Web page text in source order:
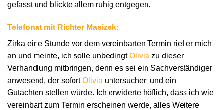
gefasst und blickte allem ruhig entgegen.
Telefonat mit Richter Masizek:
Zirka eine Stunde vor dem vereinbarten Termin rief er mich
an und meinte, ich solle unbedingtOlivia zu dieser
Verhandlung mitbringen, denn es sei ein Sachverständiger
anwesend, der sofortOlivia untersuchen und ein
Gutachten stellen würde. Ich erwiderte höflich, dass ich wie
vereinbart zum Termin erscheinen werde, alles Weitere